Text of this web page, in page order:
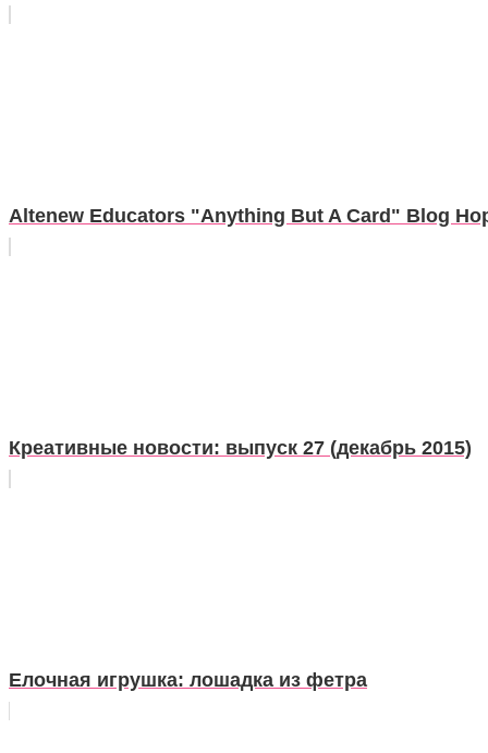
Altenew Educators "Anything But A Card" Blog
Креативные новости: выпуск 27 (декабрь 2015)
Елочная игрушка: лошадка из фетра